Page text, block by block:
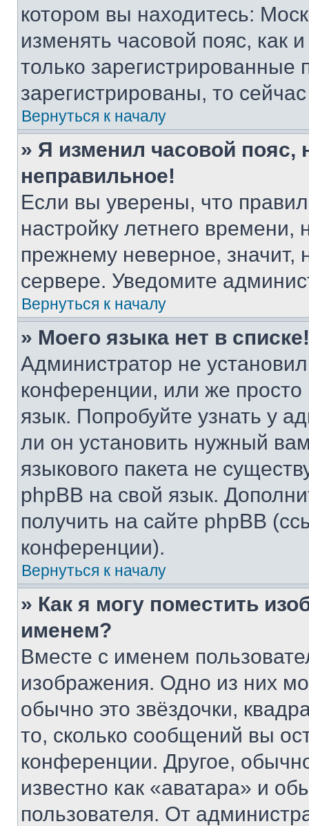
котором вы находитесь:
изменять часовой пояс, как
только
зарегистрированы, то
Вернуться к началу
» Я изменил часовой пояс,
неправильное!
Если вы уверены, что
настройку летнего
прежнему неверное, значит,
сервере. Уведомите
Вернуться к началу
» Моего языка нет в списке!
Администратор не
конференции, или же
язык. Попробуйте узнать у
ли он установить нужный
языкового пакета не
phpBB на свой язык.
получить на сайте phpBB
конференции).
Вернуться к началу
» Как я могу поместить
именем?
Вместе с именем
изображения. Одно из них
обычно это звёздочки,
то, сколько сообщений вы
конференции. Другое,
известно как «аватара» и
пользователя. От